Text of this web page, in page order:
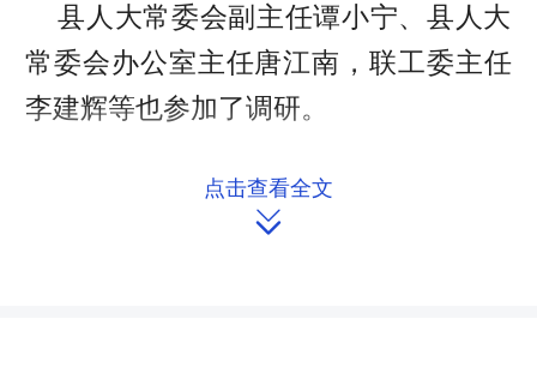
县人大常委会副主任谭小宁、县人大
常委会办公室主任唐江南，联工委主任
李建辉等也参加了调研。
稿源：攸县人大联工委
点击查看全文
